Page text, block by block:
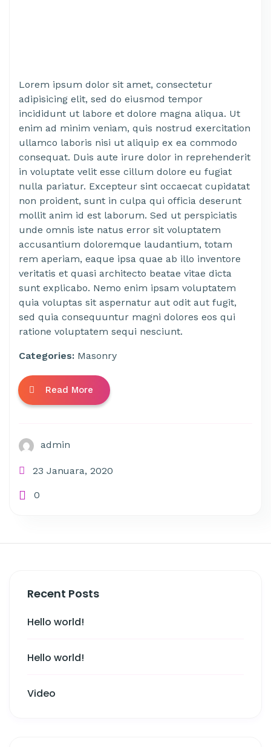
Recent Posts
Hello world!
Hello world!
Video
Lorem ipsum dolor sit amet, consectetur
adipisicing elit, sed do eiusmod tempor
incididunt ut labore et dolore magna aliqua. Ut
enim ad minim veniam, quis nostrud exercitation
ullamco laboris nisi ut aliquip ex ea commodo
consequat. Duis aute irure dolor in reprehenderit
in voluptate velit esse cillum dolore eu fugiat
nulla pariatur. Excepteur sint occaecat cupidatat
non proident, sunt in culpa qui officia deserunt
mollit anim id est laborum. Sed ut perspiciatis
unde omnis iste natus error sit voluptatem
accusantium doloremque laudantium, totam
rem aperiam, eaque ipsa quae ab illo inventore
veritatis et quasi architecto beatae vitae dicta
sunt explicabo. Nemo enim ipsam voluptatem
quia voluptas sit aspernatur aut odit aut fugit,
sed quia consequuntur magni dolores eos qui
ratione voluptatem sequi nesciunt.
Categories: Masonry
Read More
admin
23 Januara, 2020
0